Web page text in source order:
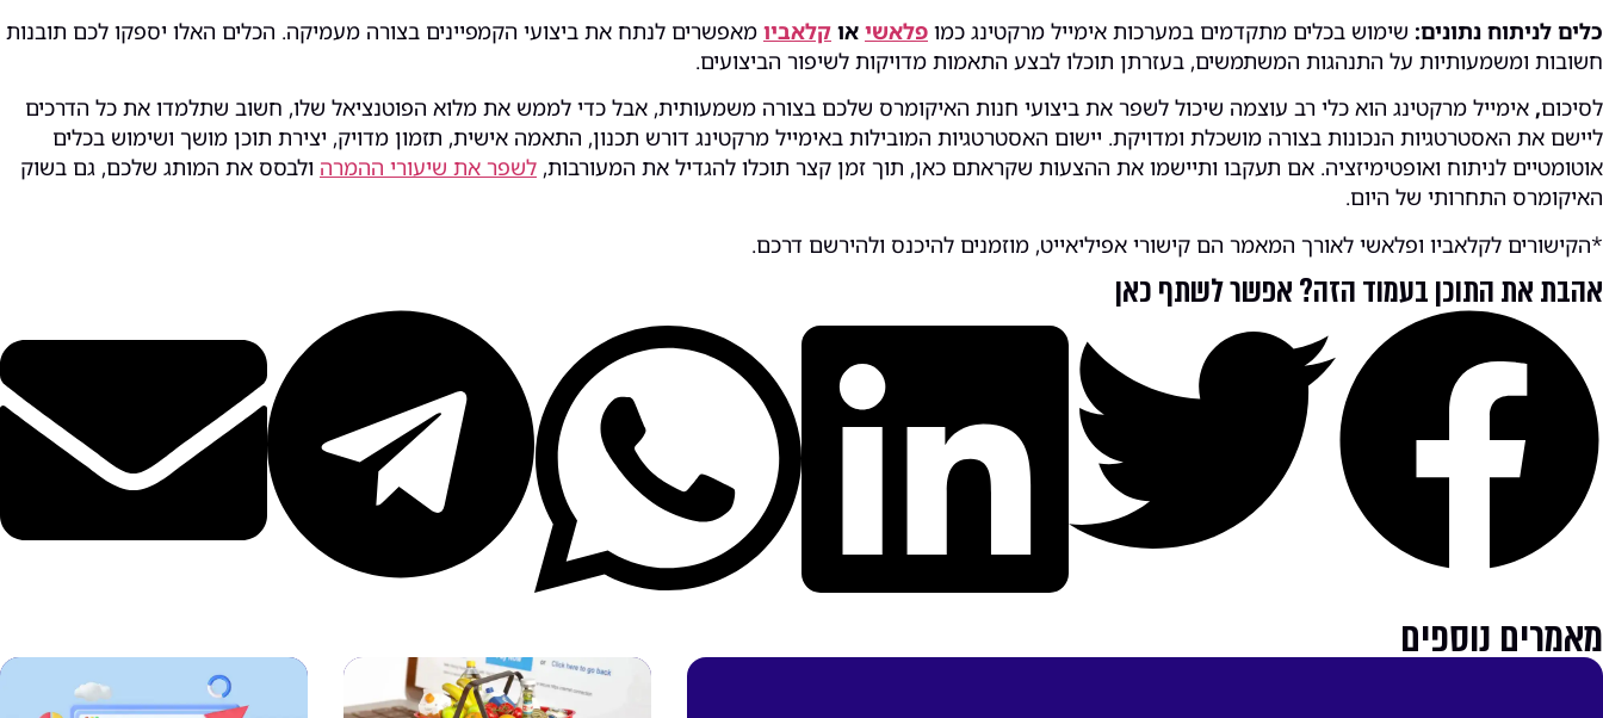
כלים לניתוח נתונים: שימוש בכלים מתקדמים במערכות אימייל מרקטינג כמו פלאשי או קלאביו מאפשרים לנתח את ביצועי הקמפיינים בצורה מעמיקה. הכלים האלו יספקו לכם תובנות
חשובות ומשמעותיות על התנהגות המשתמשים, בעזרתן תוכלו לבצע התאמות מדויקות לשיפור הביצועים.
לסיכום, אימייל מרקטינג הוא כלי רב עוצמה שיכול לשפר את ביצועי חנות האיקומרס שלכם בצורה משמעותית, אבל כדי לממש את מלוא הפוטנציאל שלו, חשוב שתלמדו את כל הדרכים
ליישם את האסטרטגיות הנכונות בצורה מושכלת ומדויקת. יישום האסטרטגיות המובילות באימייל מרקטינג דורש תכנון, התאמה אישית, תזמון מדויק, יצירת תוכן מושך ושימוש בכלים
אוטומטיים לניתוח ואופטימיזציה. אם תעקבו ותיישמו את ההצעות שקראתם כאן, תוך זמן קצר תוכלו להגדיל את המעורבות, לשפר את שיעורי ההמרה ולבסס את המותג שלכם, גם בשוק
האיקומרס התחרותי של היום.
*הקישורים לקלאביו ופלאשי לאורך המאמר הם קישורי אפיליאייט, מוזמנים להיכנס ולהירשם דרכם.
אהבת את התוכן בעמוד הזה? אפשר לשתף כאן
מאמרים נוספים